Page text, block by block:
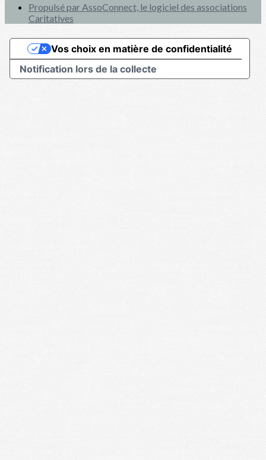
Propulsé par AssoConnect, le logiciel des associations
Caritatives
Notification lors de la collecte
Vos choix en matière de confidentialité